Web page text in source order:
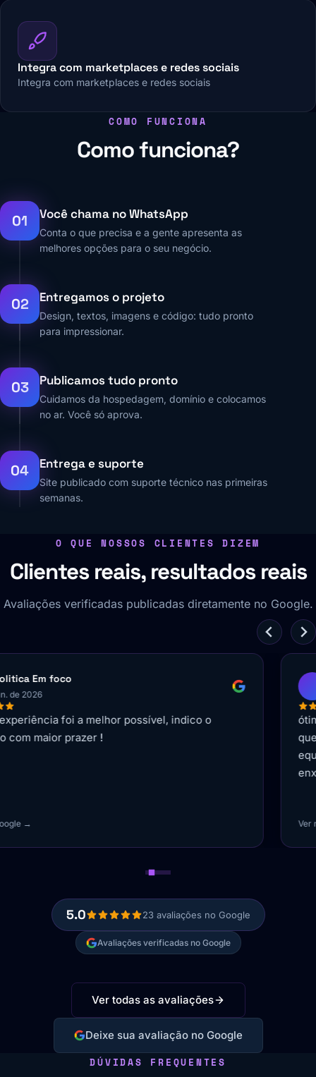
Integra com marketplaces e redes sociais
Integra com marketplaces e redes sociais
COMO FUNCIONA
Como funciona?
01 Você chama no WhatsApp
Conta o que precisa e a gente apresenta as
melhores opções para o seu negócio.
02 Entregamos o projeto
Design, textos, imagens e código: tudo pronto
para impressionar.
03 Publicamos tudo pronto
Cuidamos da hospedagem, domínio e colocamos
no ar. Você só aprova.
04 Entrega e suporte
Site publicado com suporte técnico nas primeiras
semanas.
O QUE NOSSOS CLIENTES DIZEM
Clientes reais, resultados reais
Avaliações verificadas publicadas diretamente no Google.
Sandyellen Souza
ótima experiência como cliente, empresa que entrega o
que cumpre com exímia excelência em resultados uma
Ver no Google →
5.0 23 avaliações no Google
Avaliações verificadas no Google
Ver todas as avaliações
Deixe sua avaliação no Google
DÚVIDAS FREQUENTES